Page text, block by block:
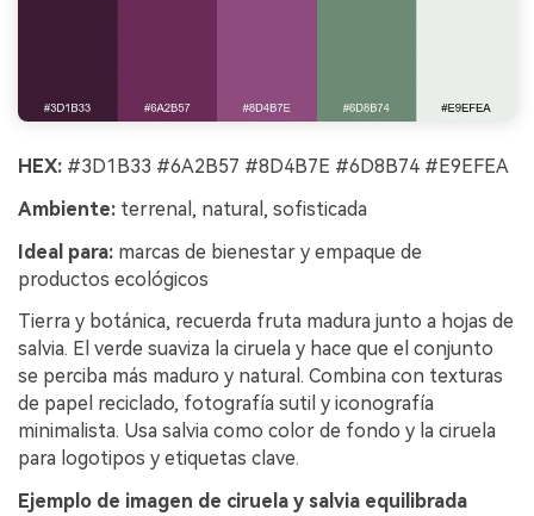
HEX: #3D1B33 #6A2B57 #8D4B7E #6D8B74 #E9EFEA
Ambiente: terrenal, natural, sofisticada
Ideal para: marcas de bienestar y empaque de
productos ecológicos
Tierra y botánica, recuerda fruta madura junto a hojas de
salvia. El verde suaviza la ciruela y hace que el conjunto
se perciba más maduro y natural. Combina con texturas
de papel reciclado, fotografía sutil y iconografía
minimalista. Usa salvia como color de fondo y la ciruela
para logotipos y etiquetas clave.
Ejemplo de imagen de ciruela y salvia equilibrada